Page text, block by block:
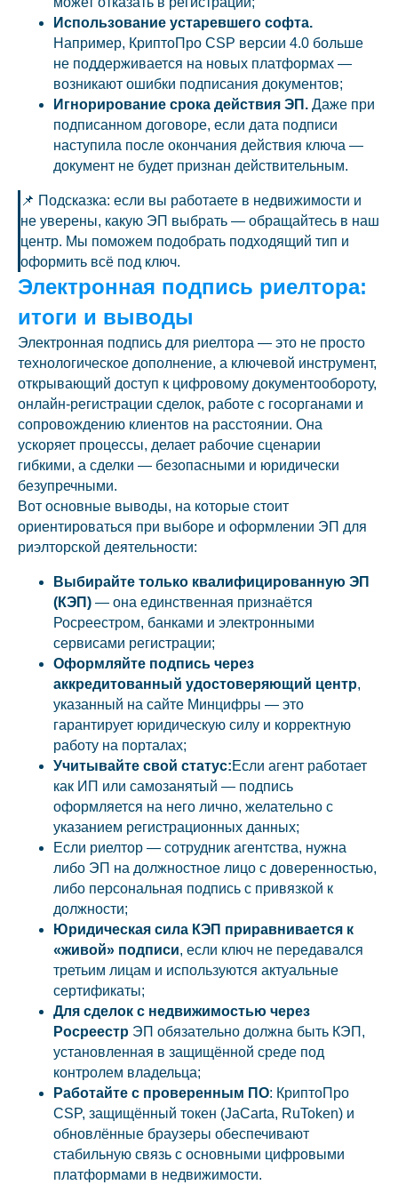
Использование устаревшего софта.
Например, КриптоПро CSP версии 4.0 больше
не поддерживается на новых платформах —
возникают ошибки подписания документов;
Игнорирование срока действия ЭП. Даже при
подписанном договоре, если дата подписи
наступила после окончания действия ключа —
документ не будет признан действительным.
📌 Подсказка: если вы работаете в недвижимости и
не уверены, какую ЭП выбрать — обращайтесь в наш
центр. Мы поможем подобрать подходящий тип и
оформить всё под ключ.
Электронная подпись риелтора:
итоги и выводы
Электронная подпись для риелтора — это не просто
технологическое дополнение, а ключевой инструмент,
открывающий доступ к цифровому документообороту,
онлайн-регистрации сделок, работе с госорганами и
сопровождению клиентов на расстоянии. Она
ускоряет процессы, делает рабочие сценарии
гибкими, а сделки — безопасными и юридически
безупречными.
Вот основные выводы, на которые стоит
ориентироваться при выборе и оформлении ЭП для
риэлторской деятельности:
Выбирайте только квалифицированную ЭП
(КЭП) — она единственная признаётся
Росреестром, банками и электронными
сервисами регистрации;
Оформляйте подпись через
аккредитованный удостоверяющий центр,
указанный на сайте Минцифры — это
гарантирует юридическую силу и корректную
работу на порталах;
Учитывайте свой статус:Если агент работает
как ИП или самозанятый — подпись
оформляется на него лично, желательно с
указанием регистрационных данных;
Если риелтор — сотрудник агентства, нужна
либо ЭП на должностное лицо с доверенностью,
либо персональная подпись с привязкой к
должности;
Юридическая сила КЭП приравнивается к
«живой» подписи, если ключ не передавался
третьим лицам и используются актуальные
сертификаты;
Для сделок с недвижимостью через
Росреестр ЭП обязательно должна быть КЭП,
установленная в защищённой среде под
контролем владельца;
Работайте с проверенным ПО: КриптоПро
CSP, защищённый токен (JaCarta, RuToken) и
обновлённые браузеры обеспечивают
стабильную связь с основными цифровыми
платформами в недвижимости.